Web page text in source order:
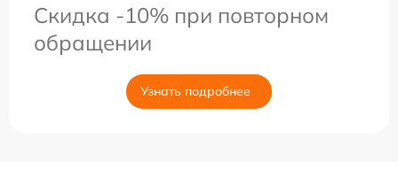
Скидка -10% при повторном
обращении
Узнать подробнее